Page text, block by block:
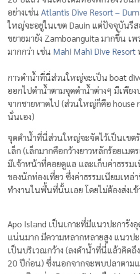
เรียนตัล
เป็นสถานที่ดำน้ำลึกที่ดีที่สุด
จุดดำน้ำใกล้กับเมือง Dumaguete แ
คือ แนวชายหาดจาก Dauin (ออกเสียง
วิน”) ทอดยาวกว่าสิบกิโลเมตรไปจนถึ
เป็นเกาะเล็กๆ มองเห็นได้จากชายหา
ทางทะเลที่มีหมู่บ้านชาวประมงและรีส
Dauin
เป็นหมู่บ้านริมทะเลซึ่งมีที่พักสำ
เป็นจำนวนมาก มีตั้งแต่ที่พักนักท่องเที่
สอร์ตดำน้ำ 3 ดาวหรือ 5 ดาว อย่างเช่น
& Spaหนึ่งในรีสอร์ตดำน้ำที่มีบรรยาก
และอาหารระดับ 5 ดาว รีสอร์ตหลายแ
20 ปีแล้ว จนเติบโตมีห้องพักรองรับนัก
อย่างเช่นAtlantis Dive Resort –
ขยายมายัง Zamboanguita มากขึ้น เพ
มากกว่า เช่นMahi Mahi Dive Resort
การดำน้ำที่นี่ส่วนใหญ่จะเป็น boat
ออกไปดำน้ำตามจุดดำน้ำต่างๆ มีเพียง